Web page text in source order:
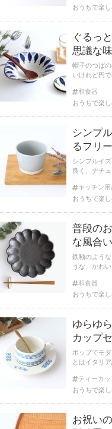
おうちで楽
ぐるっ
思議な
帽子のつば
いけれど円
和食器
おうちで楽
シンプ
るフリ
シンプルイ
良く、ナチ
すよ。
キッチン用
おうちで楽
普段の
な風合
鉄釉のよう
うな、かわ
和食器
おうちで楽
ゆらゆ
カップ
ポップでモ
とはイタリ
ティーカッ
おうちで楽
お祝い